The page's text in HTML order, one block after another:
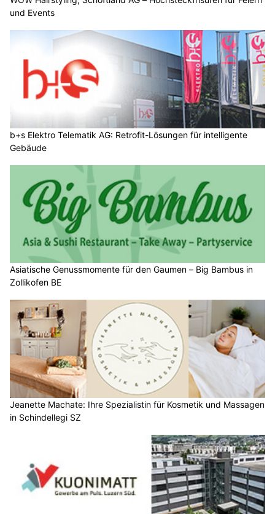
und Events
b+s Elektro Telematik AG: Retrofit-Lösungen für intelligente
Gebäude
Asiatische Genussmomente für den Gaumen – Big Bambus in
Zollikofen BE
Jeanette Machate: Ihre Spezialistin für Kosmetik und Massagen
in Schindellegi SZ